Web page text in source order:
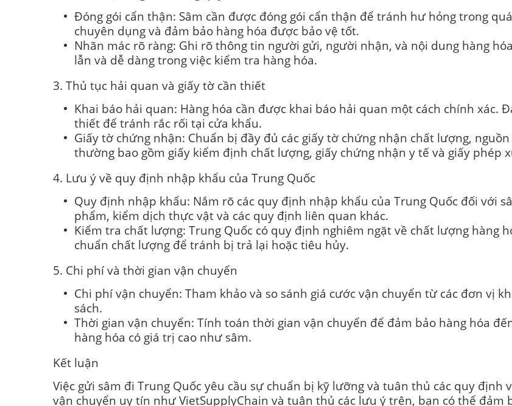
Đóng gói cẩn thận: Sâm cần được đóng gói cẩn thận để tránh hư hỏng trong
chuyên dụng và đảm bảo hàng hóa được bảo vệ tốt.
Nhãn mác rõ ràng: Ghi rõ thông tin người gửi, người nhận, và nội dung hàng
lẫn và dễ dàng trong việc kiểm tra hàng hóa.
3. Thủ tục hải quan và giấy tờ cần thiết
Khai báo hải quan: Hàng hóa cần được khai báo hải quan một cách chính xác.
thiết để tránh rắc rối tại cửa khẩu.
Giấy tờ chứng nhận: Chuẩn bị đầy đủ các giấy tờ chứng nhận chất lượng,
thường bao gồm giấy kiểm định chất lượng, giấy chứng nhận y tế và giấy phép
4. Lưu ý về quy định nhập khẩu của Trung Quốc
Quy định nhập khẩu: Nắm rõ các quy định nhập khẩu của Trung Quốc đối với
phẩm, kiểm dịch thực vật và các quy định liên quan khác.
Kiểm tra chất lượng: Trung Quốc có quy định nghiêm ngặt về chất lượng hàng
chuẩn chất lượng để tránh bị trả lại hoặc tiêu hủy.
5. Chi phí và thời gian vận chuyển
Chi phí vận chuyển: Tham khảo và so sánh giá cước vận chuyển từ các đơn vị
sách.
Thời gian vận chuyển: Tính toán thời gian vận chuyển để đảm bảo hàng hóa
hàng hóa có giá trị cao như sâm.
Kết luận
Việc gửi sâm đi Trung Quốc yêu cầu sự chuẩn bị kỹ lưỡng và tuân thủ các quy định
vận chuyển uy tín như VietSupplyChain và tuân thủ các lưu ý trên, bạn có thể đảm